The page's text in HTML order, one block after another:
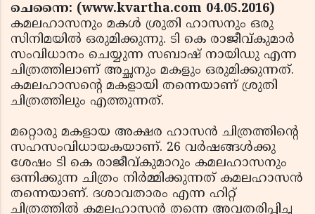
ചെന്നൈ: (www.kvartha.com 04.05.2016)
കമലഹാസനും മകള്‍ ശ്രുതി ഹാസനും ഒരു
സിനിമയില്‍ ഒരുമിക്കുന്നു. ടി കെ രാജീവ്കുമാര്‍
സംവിധാനം ചെയ്യുന്ന സബാഷ് നായിഡു എന്ന
ചിത്രത്തിലാണ് അച്ഛനും മകളും ഒരുമിക്കുന്നത്.
കമലഹാസന്റെ മകളായി തന്നെയാണ് ശ്രുതി
ചിത്രത്തിലും എത്തുന്നത്.
മറ്റൊരു മകളായ അക്ഷര ഹാസന്‍ ചിത്രത്തിന്റെ
സഹസംവിധായകയാണ്. 26 വര്‍ഷങ്ങള്‍ക്കു
ശേഷം ടി കെ രാജീവ്കുമാറും കമലഹാസനും
ഒന്നിക്കുന്ന ചിത്രം നിര്‍മ്മിക്കുന്നത് കമലഹാസന്‍
തന്നെയാണ്. ദശാവതാരം എന്ന ഹിറ്റ്
ചിത്രത്തില്‍ കമലഹാസന്‍ തന്നെ അവതരിപ്പിച്ച